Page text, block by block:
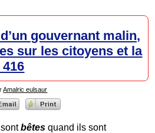
gouvernant malin,
sur les citoyens et la
Amalric eulsaur
sontbêtes quand ils sont